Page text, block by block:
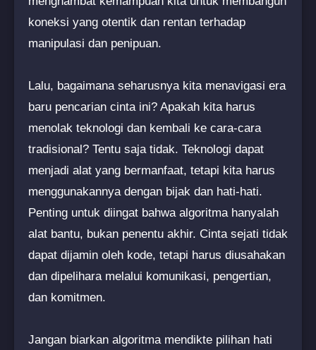
koneksi yang otentik dan rentan terhadap
manipulasi dan penipuan.
Lalu, bagaimana seharusnya kita menavigasi era
baru pencarian cinta ini? Apakah kita harus
menolak teknologi dan kembali ke cara-cara
tradisional? Tentu saja tidak. Teknologi dapat
menjadi alat yang bermanfaat, tetapi kita harus
menggunakannya dengan bijak dan hati-hati.
Penting untuk diingat bahwa algoritma hanyalah
alat bantu, bukan penentu akhir. Cinta sejati tidak
dapat dijamin oleh kode, tetapi harus diusahakan
dan dipelihara melalui komunikasi, pengertian,
dan komitmen.
Jangan biarkan algoritma mendikte pilihan hati